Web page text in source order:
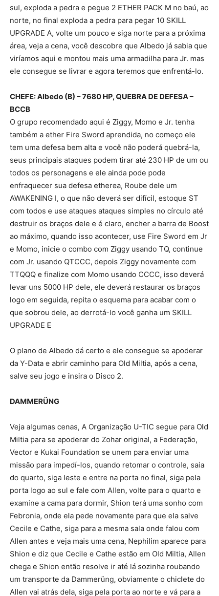
sul, exploda a pedra e pegue 2 ETHER PACK M no baú, ao
norte, no final exploda a pedra para pegar 10 SKILL
UPGRADE A, volte um pouco e siga norte para a próxima
área, veja a cena, você descobre que Albedo já sabia que
viríamos aqui e montou mais uma armadilha para Jr. mas
ele consegue se livrar e agora teremos que enfrentá-lo.
CHEFE: Albedo (B) – 7680 HP, QUEBRA DE DEFESA –
BCCB
O grupo recomendado aqui é Ziggy, Momo e Jr. tenha
também a ether Fire Sword aprendida, no começo ele
tem uma defesa bem alta e você não poderá quebrá-la,
seus principais ataques podem tirar até 230 HP de um ou
todos os personagens e ele ainda pode pode
enfraquecer sua defesa etherea, Roube dele um
AWAKENING I, o que não deverá ser difícil, estoque ST
com todos e use ataques ataques simples no círculo até
destruir os braços dele e é claro, encher a barra de Boost
ao máximo, quando isso acontecer, use Fire Sword em Jr
e Momo, inicie o combo com Ziggy usando TQ, continue
com Jr. usando QTCCC, depois Ziggy novamente com
TTQQQ e finalize com Momo usando CCCC, isso deverá
levar uns 5000 HP dele, ele deverá restaurar os braços
logo em seguida, repita o esquema para acabar com o
que sobrou dele, ao derrotá-lo você ganha um SKILL
UPGRADE E
O plano de Albedo dá certo e ele consegue se apoderar
da Y-Data e abrir caminho para Old Miltia, após a cena,
salve seu jogo e insira o Disco 2.
DAMMERÜNG
Veja algumas cenas, A Organização U-TIC segue para Old
Miltia para se apoderar do Zohar original, a Federação,
Vector e Kukai Foundation se unem para enviar uma
missão para impedí-los, quando retomar o controle, saia
do quarto, siga leste e entre na porta no final, siga pela
porta logo ao sul e fale com Allen, volte para o quarto e
examine a cama para dormir, Shion terá uma sonho com
Febronia, onde ela pede novamente para que ela salve
Cecile e Cathe, siga para a mesma sala onde falou com
Allen antes e veja mais uma cena, Nephilim aparece para
Shion e diz que Cecile e Cathe estão em Old Miltia, Allen
chega e Shion então resolve ir até lá sozinha roubando
um transporte da Dammerüng, obviamente o chiclete do
Allen vai atrás dela, siga pela porta ao norte e vá para a